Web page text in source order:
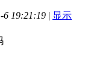
6 19:21:19 | 显示